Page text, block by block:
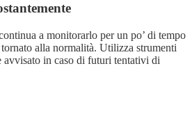
a monitorarlo per un po’ di tempo
alla normalità. Utilizza strumenti
avvisato in caso di futuri tentativi di